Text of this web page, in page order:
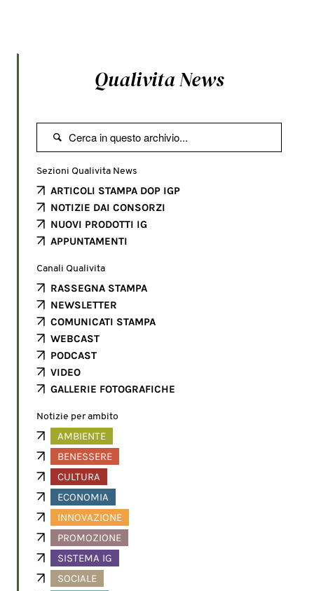
Qualivita News

Sezioni Qualivita News
ARTICOLI STAMPA DOP IGP
NOTIZIE DAI CONSORZI
NUOVI PRODOTTI IG
APPUNTAMENTI
Canali Qualivita
RASSEGNA STAMPA
NEWSLETTER
COMUNICATI STAMPA
WEBCAST
PODCAST
VIDEO
GALLERIE FOTOGRAFICHE
Notizie per ambito
AMBIENTE
BENESSERE
CULTURA
ECONOMIA
INNOVAZIONE
PROMOZIONE
SISTEMA IG
SOCIALE